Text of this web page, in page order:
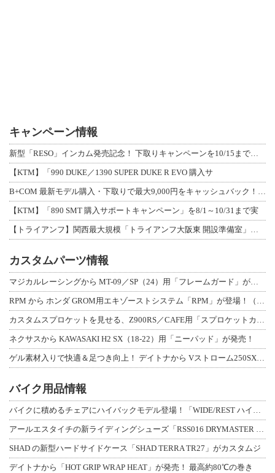
キャンペーン情報
新型「RESO」インカム発売記念！ 下取りキャンペーンを10/15まで延長して開
【KTM】「990 DUKE／1390 SUPER DUKE R EVO 購入サ
B+COM 最新モデル購入・下取りで最大9,000円をキャッシュバック！「B+F
【KTM】「890 SMT 購入サポートキャンペーン」を8/1～10/31まで実
【トライアンフ】関西最大規模「トライアンフ大阪東 開設準備室」がオープン！ 限定
カスタムパーツ情報
マジカルレーシングから MT-09／SP（24）用「フレームガード」が登場！
RPM から ホンダ GROM用エキゾーストシステム「RPM」が登場！（動画あり
カスタムスプロケットを見せる、Z900RS／CAFE用「スプロケットカバーフルキ
ネクサスから KAWASAKI H2 SX（18-22）用「ニーパッド」が発売！
ゲル素材入りで快適＆足つき向上！ デイトナから Vストローム250SX用「快適ロ
バイク用品情報
バイクに積めるチェアにハイバックモデル登場！「WIDE/REST ハイバックチェ
アールエスタイチの新ライディングシューズ「RSS016 DRYMASTER スト
SHAD の新型ハードサイドケース「SHAD TERRA TR27」がカスタムジ
デイトナから「HOT GRIP WRAP HEAT」が発売！ 最高約80℃の巻き